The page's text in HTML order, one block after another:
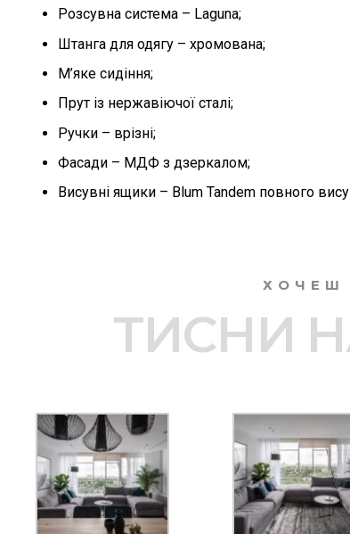
Розсувна система – Laguna;
Штанга для одягу – хромована;
М’яке сидіння;
Прут із нержавіючої сталі;
Ручки – врізні;
Фасади – МДФ з дзеркалом;
Висувні ящики – Blum Tandem повного
ХОЧЕШ
ТИСНИ